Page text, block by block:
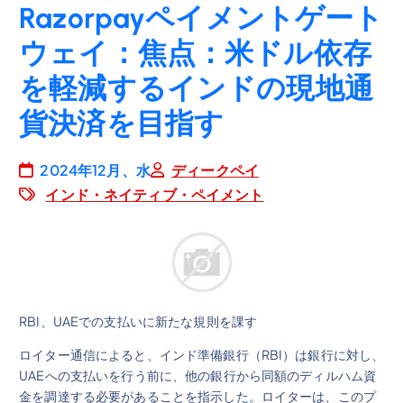
Razorpayペイメントゲート
ウェイ：焦点：米ドル依存
を軽減するインドの現地通
貨決済を目指す
2024年12月、水
ディークペイ
インド・ネイティブ・ペイメント
RBI、UAEでの支払いに新たな規則を課す
ロイター通信によると、インド準備銀行（RBI）は銀行に対し、
UAEへの支払いを行う前に、他の銀行から同額のディルハム資
金を調達する必要があることを指示した。ロイターは、このプ